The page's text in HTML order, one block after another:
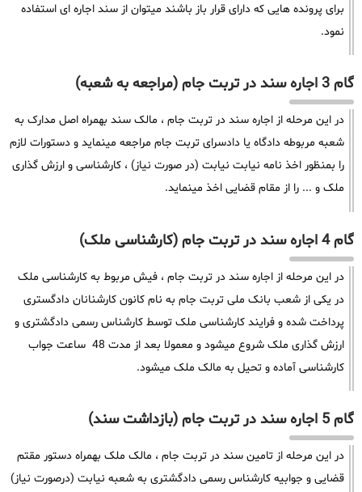
برای پرونده هایی که دارای قرار باز باشند میتوان از سند اجاره ای استفاده
نمود.
گام 3 اجاره سند در تربت جام (مراجعه به شعبه)
در این مرحله از اجاره سند در تربت جام ، مالک سند بهمراه اصل مدارک به
شعبه مربوطه دادگاه یا دادسرای تربت جام مراجعه مینماید و دستورات لازم
را بمنظور اخذ نامه نیابت نیابت (در صورت نیاز) ، کارشناسی و ارزش گذاری
ملک و ... را از مقام قضایی اخذ مینماید.
گام 4 اجاره سند در تربت جام (کارشناسی ملک)
در این مرحله از اجاره سند در تربت جام ، فیش مربوط به کارشناسی ملک
در یکی از شعب بانک ملی تربت جام به نام کانون کارشنانان دادگستری
پرداخت شده و فرایند کارشناسی ملک توسط کارشناس رسمی دادگشتری و
ارزش گذاری ملک شروع میشود و معمولا بعد از مدت 48 ساعت جواب
کارشناسی آماده و تحیل به مالک ملک میشود.
گام 5 اجاره سند در تربت جام (بازداشت سند)
در این مرحله از تامین سند در تربت جام ، مالک ملک بهمراه دستور مقتم
قضایی و جوابیه کارشناس رسمی دادگشتری به شعبه نیابت (درصورت نیاز)